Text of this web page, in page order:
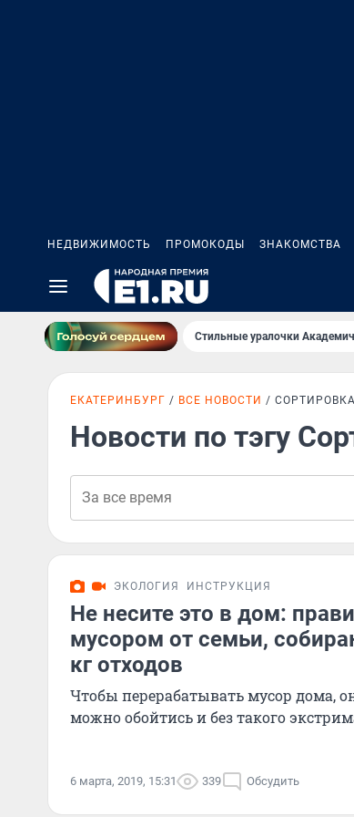
НЕДВИЖИМОСТЬ ПРОМОКОДЫ ЗНАКОМСТВА
Стильные уралочки
ЕКАТЕРИНБУРГ ВСЕ НОВОСТИ
Новости по тэгу
ЭКОЛОГИЯ ИНСТРУКЦИЯ
Не несите это в дом:
мусором от семьи,
кг отходов
Чтобы перерабатывать мусор дома,
можно обойтись и без такого
6 марта, 2019, 15:31 339 Обсудить